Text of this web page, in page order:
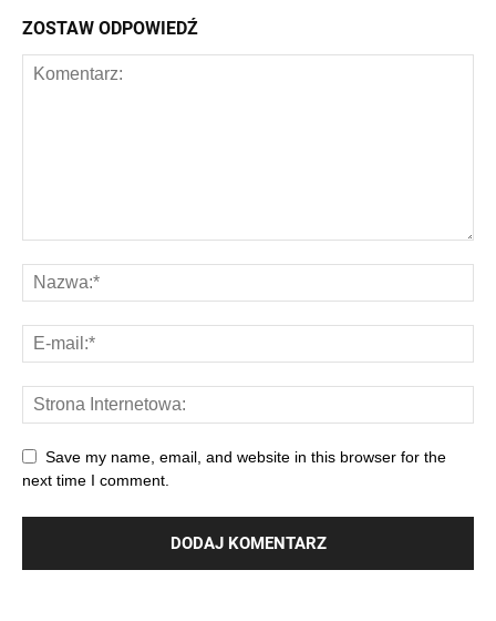
ZOSTAW ODPOWIEDŹ
Save my name, email, and website in this browser for the
next time I comment.